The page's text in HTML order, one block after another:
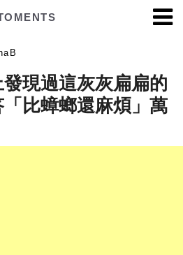
現過這灰灰扁扁的
比蟑螂還麻煩」萬